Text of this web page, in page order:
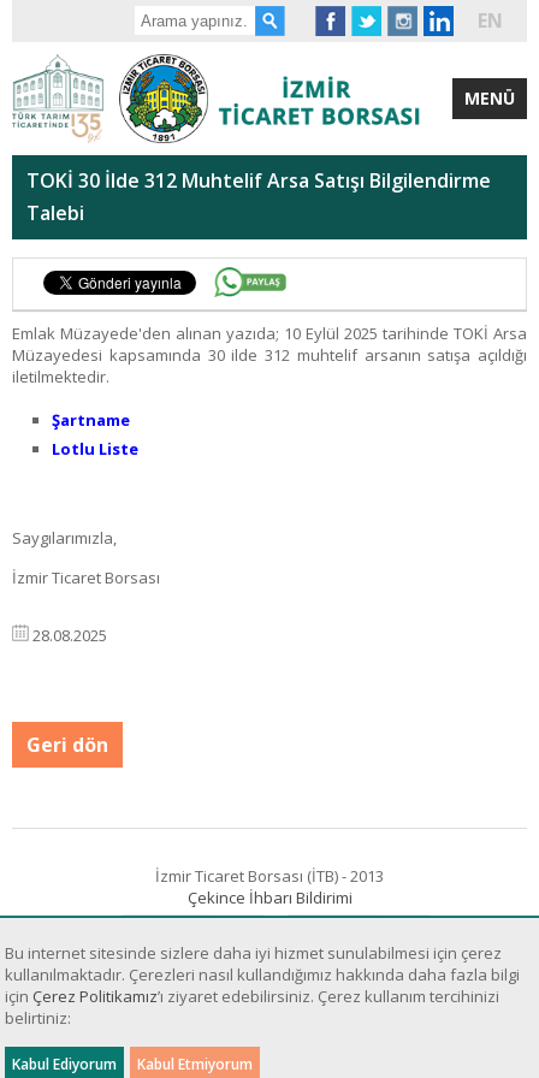
EN
MENÜ
TOKİ 30 İlde 312 Muhtelif Arsa Satışı Bilgilendirme
Talebi
Emlak Müzayede'den alınan yazıda; 10 Eylül 2025 tarihinde TOKİ Arsa
Müzayedesi kapsamında 30 ilde 312 muhtelif arsanın satışa açıldığı
iletilmektedir.
Şartname
Lotlu Liste
Saygılarımızla,
İzmir Ticaret Borsası
28.08.2025
Geri dön
İzmir Ticaret Borsası (İTB) - 2013
Çekince İhbarı Bildirimi
Sanal Yazılım Ltd.
Bu internet sitesinde sizlere daha iyi hizmet sunulabilmesi için çerez
kullanılmaktadır. Çerezleri nasıl kullandığımız hakkında daha fazla bilgi
için Çerez Politikamız’ı ziyaret edebilirsiniz. Çerez kullanım tercihinizi
belirtiniz: